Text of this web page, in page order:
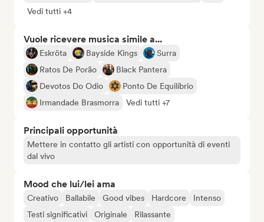
Vedi tutti +4
Vuole ricevere musica simile a...
Eskröta Bayside Kings
Surra
Ratos De Porão
Black Pantera
Devotos Do Odio
Ponto De Equilíbrio
Irmandade Brasmorra
Vedi tutti +7
Principali opportunità
Mettere in contatto gli artisti con opportunità di eventi
dal vivo
Mood che lui/lei ama
Creativo Ballabile Good vibes Hardcore
Intenso
Testi significativi
Originale Rilassante